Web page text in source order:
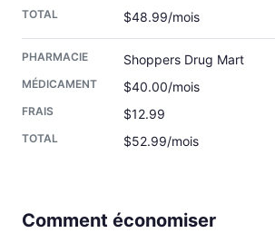
$48.99/mois
Shoppers Drug Mart
$40.00/mois
$12.99
$52.99/mois
Comment économiser